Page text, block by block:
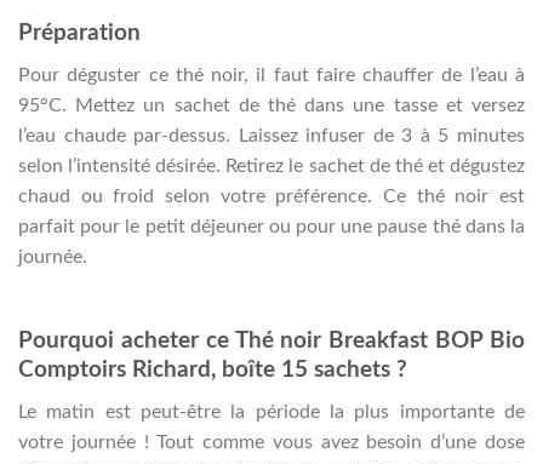
Préparation
Pour déguster ce thé noir, il faut faire chauffer de l’eau à
95°C. Mettez un sachet de thé dans une tasse et versez
l’eau chaude par-dessus. Laissez infuser de 3 à 5 minutes
selon l’intensité désirée. Retirez le sachet de thé et dégustez
chaud ou froid selon votre préférence. Ce thé noir est
parfait pour le petit déjeuner ou pour une pause thé dans la
journée.
Pourquoi acheter ce Thé noir Breakfast BOP Bio
Comptoirs Richard, boîte 15 sachets ?
Le matin est peut-être la période la plus importante de
votre journée ! Tout comme vous avez besoin d’une dose